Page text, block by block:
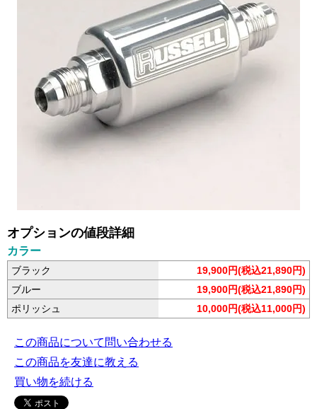
オプションの値段詳細
カラー
ブラック
19,900円(税込21,890円)
ブルー
19,900円(税込21,890円)
ポリッシュ
10,000円(税込11,000円)
この商品について問い合わせる
この商品を友達に教える
買い物を続ける